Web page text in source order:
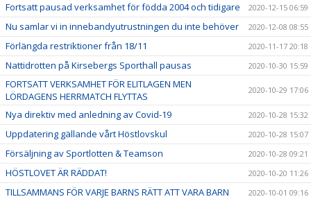
Fortsatt pausad verksamhet för födda 2004 och tidigare 2020-12-15 06:59
Nu samlar vi in innebandyutrustningen du inte behöver 2020-12-08 08:55
Förlängda restriktioner från 18/11 2020-11-17 20:18
Nattidrotten på Kirsebergs Sporthall pausas 2020-10-30 15:59
FORTSATT VERKSAMHET FÖR ELITLAGEN MEN
LÖRDAGENS HERRMATCH FLYTTAS
2020-10-29 17:06
Nya direktiv med anledning av Covid-19 2020-10-28 15:32
Uppdatering gällande vårt Höstlovskul 2020-10-28 15:07
Försäljning av Sportlotten & Teamson 2020-10-28 09:21
HÖSTLOVET ÄR RÄDDAT! 2020-10-20 11:26
TILLSAMMANS FÖR VARJE BARNS RÄTT ATT VARA BARN 2020-10-01 09:16